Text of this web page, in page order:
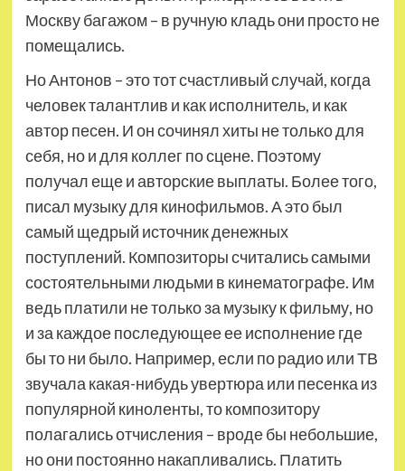
Москву багажом – в ручную кладь они просто не
помещались.
Но Антонов – это тот счастливый случай, когда
человек талантлив и как исполнитель, и как
автор песен. И он сочинял хиты не только для
себя, но и для коллег по сцене. Поэтому
получал еще и авторские выплаты. Более того,
писал музыку для кинофильмов. А это был
самый щедрый источник денежных
поступлений. Композиторы считались самыми
состоятельными людьми в кинематографе. Им
ведь платили не только за музыку к фильму, но
и за каждое последующее ее исполнение где
бы то ни было. Например, если по радио или ТВ
звучала какая-нибудь увертюра или песенка из
популярной киноленты, то композитору
полагались отчисления – вроде бы небольшие,
но они постоянно накапливались. Платить